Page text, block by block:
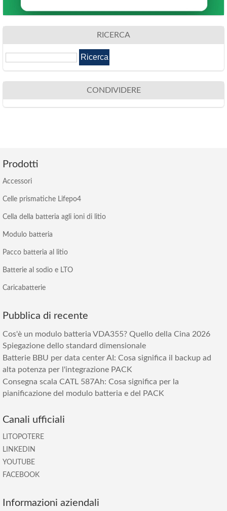
RICERCA
CONDIVIDERE
Prodotti
Accessori
Celle prismatiche Lifepo4
Cella della batteria agli ioni di litio
Modulo batteria
Pacco batteria al litio
Batterie al sodio e LTO
Caricabatterie
Pubblica di recente
Cos'è un modulo batteria VDA355? Quello della Cina 2026
Spiegazione dello standard dimensionale
Batterie BBU per data center AI: Cosa significa il backup ad
alta potenza per l'integrazione PACK
Consegna scala CATL 587Ah: Cosa significa per la
pianificazione del modulo batteria e del PACK
Canali ufficiali
LITOPOTERE
LINKEDIN
YOUTUBE
FACEBOOK
Informazioni aziendali